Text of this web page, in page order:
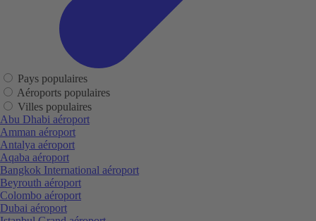
Pays populaires
Aéroports populaires
Villes populaires
Abu Dhabi aéroport
Amman aéroport
Antalya aéroport
Aqaba aéroport
Bangkok International aéroport
Beyrouth aéroport
Colombo aéroport
Dubai aéroport